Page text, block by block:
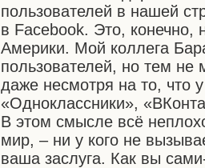
пользователей в нашей
в Facebook. Это, конечно,
Америки. Мой коллега
пользователей, но тем
даже несмотря на то, что
«Одноклассники»,
В этом смысле всё
мир, – ни у кого не
ваша заслуга. Как вы